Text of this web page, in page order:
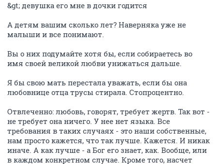
&gt; девушка его мне в дочки годится
А детям вашим сколько лет? Наверняка уже не
малыши и все понимают.
Вы о них подумайте хотя бы, если собираетесь во
имя своей великой любви унижаться дальше.
Я бы свою мать перестала уважать, если бы она
любовнице отца трусы стирала. Стопроцентно.
Отвлеченно: любовь, говорят, требует жертв. Так вот -
не требует она ничего. У нее нет языка. Все
требования в таких случаях - это наши собственные,
нам просто кажется, что так лучше. Кажется. И никак
иначе. А как лучше - а Бог его знает, как. Вообще, или
в каждом конкретном случае. Кроме того, насчет